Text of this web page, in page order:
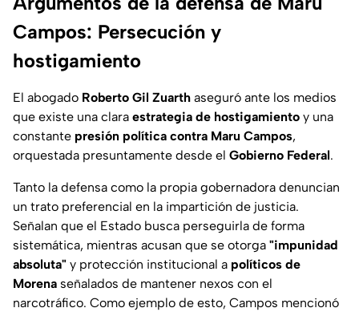
Campos: Persecución y
hostigamiento
El abogado Roberto Gil Zuarth aseguró ante los medios
que existe una clara estrategia de hostigamiento y una
constante presión política contra Maru Campos,
orquestada presuntamente desde el Gobierno Federal.
Tanto la defensa como la propia gobernadora denuncian
un trato preferencial en la impartición de justicia.
Señalan que el Estado busca perseguirla de forma
sistemática, mientras acusan que se otorga "impunidad
absoluta" y protección institucional a políticos de
Morena señalados de mantener nexos con el
narcotráfico. Como ejemplo de esto, Campos mencionó